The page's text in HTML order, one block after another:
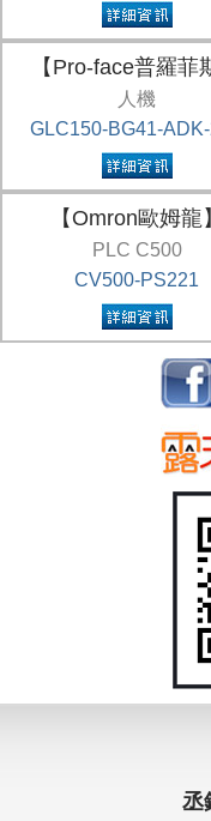
【Pro-face普羅菲
人機
GLC150-BG41-
【Omron歐姆龍】
PLC C500
CV500-PS221
丞